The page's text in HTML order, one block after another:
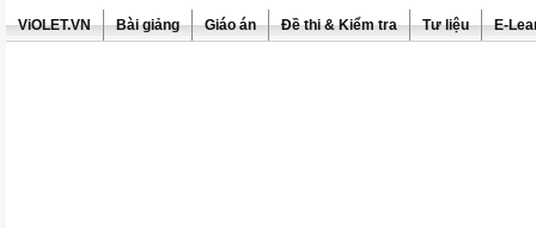
ViOLET.VN Bài giảng Giáo án Đề thi & Kiểm tra Tư liệu E-